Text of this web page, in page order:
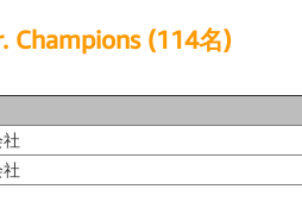
Champions (114名)